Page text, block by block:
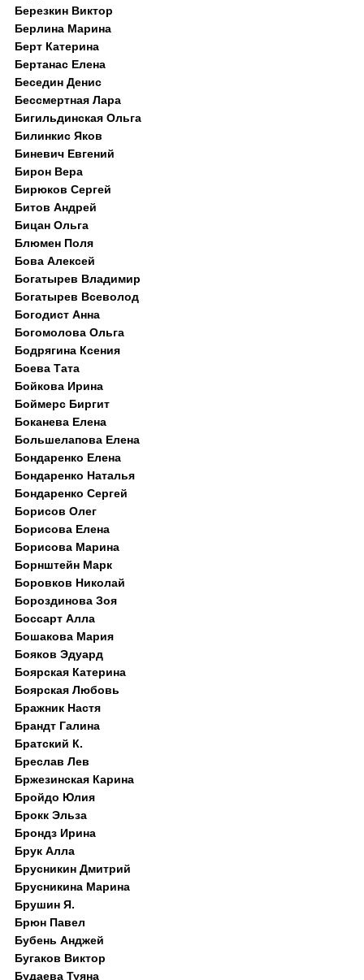
Березкин Виктор
Берлина Марина
Берт Катерина
Бертанас Елена
Беседин Денис
Бессмертная Лара
Бигильдинская Ольга
Билинкис Яков
Биневич Евгений
Бирон Вера
Бирюков Сергей
Битов Андрей
Бицан Ольга
Блюмен Поля
Бова Алексей
Богатырев Владимир
Богатырев Всеволод
Богодист Анна
Богомолова Ольга
Бодрягина Ксения
Боева Тата
Бойкова Ирина
Боймерс Биргит
Боканева Елена
Большелапова Елена
Бондаренко Елена
Бондаренко Наталья
Бондаренко Сергей
Борисов Олег
Борисова Елена
Борисова Марина
Борнштейн Марк
Боровков Николай
Бороздинова Зоя
Боссарт Алла
Бошакова Мария
Бояков Эдуард
Боярская Катерина
Боярская Любовь
Бражник Настя
Брандт Галина
Братский К.
Бреслав Лев
Бржезинская Карина
Бройдо Юлия
Брокк Эльза
Брондз Ирина
Брук Алла
Брусникин Дмитрий
Брусникина Марина
Брушин Я.
Брюн Павел
Бубень Анджей
Бугаков Виктор
Будаева Туяна